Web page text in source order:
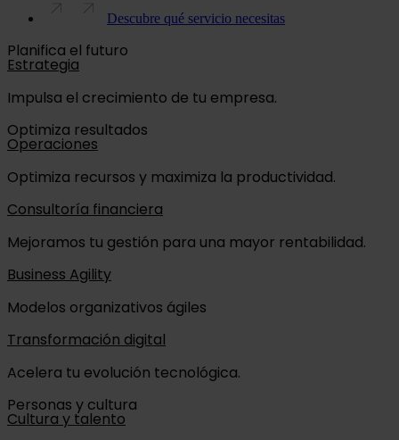
Descubre qué servicio necesitas
Planifica el futuro
Estrategia
Impulsa el crecimiento de tu empresa.
Optimiza resultados
Operaciones
Optimiza recursos y maximiza la productividad.
Consultoría financiera
Mejoramos tu gestión para una mayor rentabilidad.
Business Agility
Modelos organizativos ágiles
Transformación digital
Acelera tu evolución tecnológica.
Personas y cultura
Cultura y talento